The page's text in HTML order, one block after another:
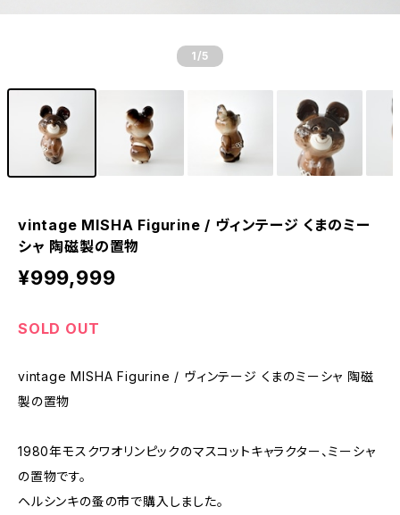
1 /5
vintage MISHA Figurine / ヴィンテージ くまのミー
シャ 陶磁製の置物
¥999,999
SOLD OUT
vintage MISHA Figurine / ヴィンテージ くまのミーシャ 陶磁
製の置物
1980年モスクワオリンピックのマスコットキャラクター、ミーシャ
の置物です。
ヘルシンキの蚤の市で購入しました。